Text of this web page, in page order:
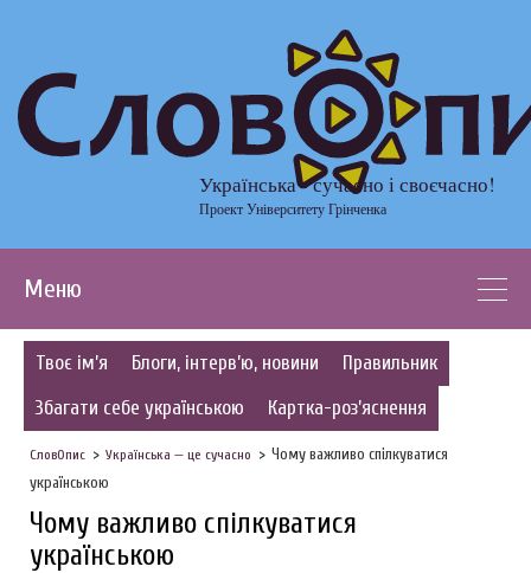
Українська - сучасно і своєчасно!
Проект Університету Грінченка
Меню
Твоє ім’я Блоги, інтерв’ю, новини
Правильник
Збагати себе українською
Картка-роз’яснення
СловОпис Українська — це сучасно
Чому важливо спілкуватися
українською
Чому важливо спілкуватися
українською